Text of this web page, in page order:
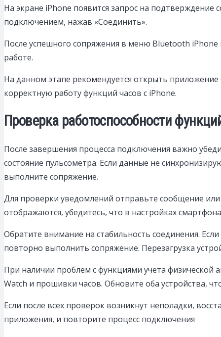
На экране iPhone появится запрос на подтверждение
подключением, нажав «Соединить».
После успешного сопряжения в меню Bluetooth iPhone
работе.
На данном этапе рекомендуется открыть
корректную работу функций часов с iPhone.
Проверка работоспособности
После завершения процесса подключения важно
состояние пульсометра. Если данные не
выполните сопряжение.
Для проверки уведомлений отправьте сообщение
отображаются, убедитесь, что в настройках
Обратите внимание на стабильность соединения.
повторно выполнить сопряжение. Перезагрузка
При наличии проблем с функциями учета физической
Watch и прошивки часов. Обновите оба устройства,
Если после всех проверок возникнут неполадки,
приложения, и повторите процесс подключения